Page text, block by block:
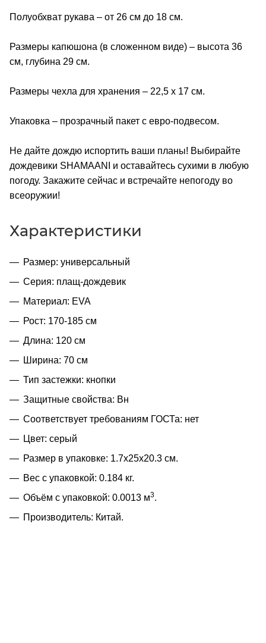
Полуобхват рукава – от 26 см до 18 см.
Размеры капюшона (в сложенном виде) – высота 36
см, глубина 29 см.
Размеры чехла для хранения – 22,5 x 17 см.
Упаковка – прозрачный пакет с евро-подвесом.
Не дайте дождю испортить ваши планы! Выбирайте
дождевики SHAMAANI и оставайтесь сухими в любую
погоду. Закажите сейчас и встречайте непогоду во
всеоружии!
Характеристики
Размер: универсальный
Серия: плащ-дождевик
Материал: EVA
Рост: 170-185 см
Длина: 120 см
Ширина: 70 см
Тип застежки: кнопки
Защитные свойства: Вн
Соответствует требованиям ГОСТа: нет
Цвет: серый
Размер в упаковке: 1.7x25x20.3 см.
Вес с упаковкой: 0.184 кг.
Объём с упаковкой: 0.0013 м3.
Производитель: Китай.